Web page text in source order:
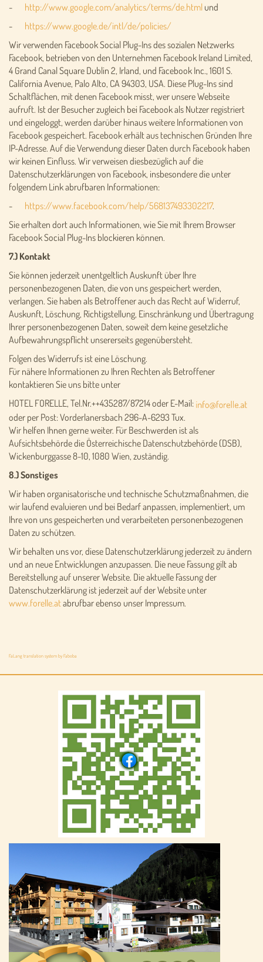
- http://www.google.com/analytics/terms/de.html und
- https://www.google.de/intl/de/policies/
Wir verwenden Facebook Social Plug-Ins des sozialen Netzwerks
Facebook, betrieben von den Unternehmen Facebook Ireland Limited,
4 Grand Canal Square Dublin 2, Irland, und Facebook Inc., 1601 S.
California Avenue, Palo Alto, CA 94303, USA. Diese Plug-Ins sind
Schaltflächen, mit denen Facebook misst, wer unsere Webseite
aufruft. Ist der Besucher zugleich bei Facebook als Nutzer registriert
und eingeloggt, werden darüber hinaus weitere Informationen von
Facebook gespeichert. Facebook erhält aus technischen Gründen Ihre
IP-Adresse. Auf die Verwendung dieser Daten durch Facebook haben
wir keinen Einfluss. Wir verweisen diesbezüglich auf die
Datenschutzerklärungen von Facebook, insbesondere die unter
folgendem Link abrufbaren Informationen:
- https://www.facebook.com/help/568137493302217.
Sie erhalten dort auch Informationen, wie Sie mit Ihrem Browser
Facebook Social Plug-Ins blockieren können.
7.) Kontakt
Sie können jederzeit unentgeltlich Auskunft über Ihre
personenbezogenen Daten, die von uns gespeichert werden,
verlangen. Sie haben als Betroffener auch das Recht auf Widerruf,
Auskunft, Löschung, Richtigstellung, Einschränkung und Übertragung
Ihrer personenbezogenen Daten, soweit dem keine gesetzliche
Aufbewahrungspflicht unsererseits gegenübersteht.
Folgen des Widerrufs ist eine Löschung.
Für nähere Informationen zu Ihren Rechten als Betroffener
kontaktieren Sie uns bitte unter
HOTEL FORELLE, Tel.Nr.++435287/87214 oder E-Mail:
oder per Post: Vorderlanersbach 296-A-6293 Tux.
Wir helfen Ihnen gerne weiter. Für Beschwerden ist als
Aufsichtsbehörde die Österreichische Datenschutzbehörde (DSB),
Wickenburggasse 8-10, 1080 Wien, zuständig.
8.) Sonstiges
Wir haben organisatorische und technische Schutzmaßnahmen, die
wir laufend evaluieren und bei Bedarf anpassen, implementiert, um
Ihre von uns gespeicherten und verarbeiteten personenbezogenen
Daten zu schützen.
Wir behalten uns vor, diese Datenschutzerklärung jederzeit zu ändern
und an neue Entwicklungen anzupassen. Die neue Fassung gilt ab
Bereitstellung auf unserer Website. Die aktuelle Fassung der
Datenschutzerklärung ist jederzeit auf der Website unter
www.forelle.atabrufbar ebenso unser Impressum.
FaLang translation system by Faboba